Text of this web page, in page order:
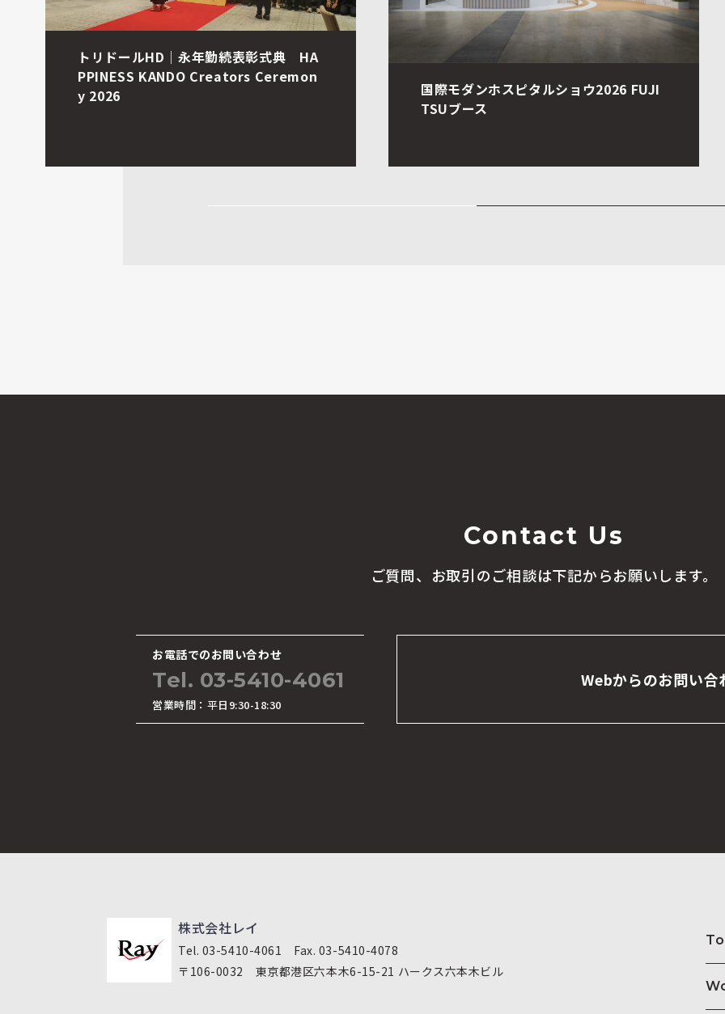
国際モダンホスピタルショウ2026 FUJI
TSUブース
石橋正二郎記念館｜展示室リニューアル
Contact Us
ご質問、お取引のご相談は下記からお願いします。
お電話でのお問い合わせ
Tel. 03-5410-4061
営業時間：平日9:30-18:30
Webからのお問い合
株式会社レイ
Tel. 03-5410-4061 Fax. 03-5410-4078
〒106-0032 東京都港区六本木6-15-21 ハークス六本木ビル